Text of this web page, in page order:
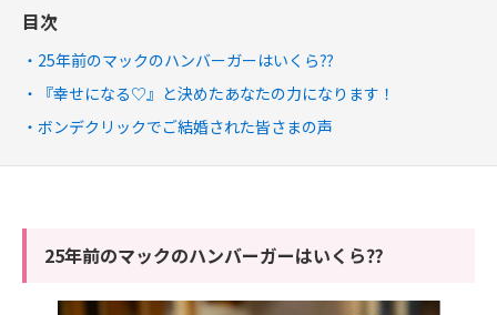
目次
25年前のマックのハンバーガーはいくら⁇
『幸せになる♡』と決めたあなたの力になります！
ボンデクリックでご結婚された皆さまの声
25年前のマックのハンバーガーはいくら⁇